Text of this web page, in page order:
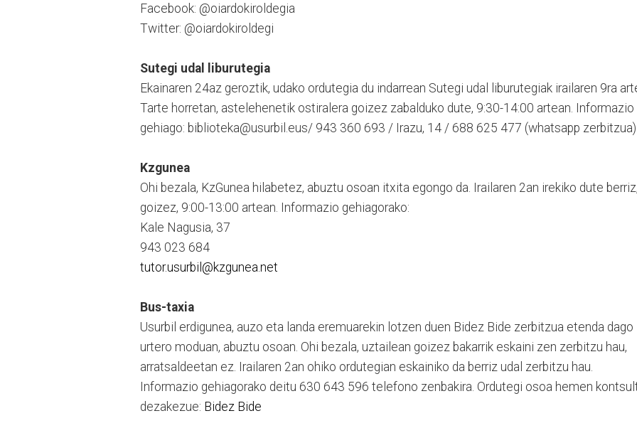
Facebook: @oiardokiroldegia
Twitter: @oiardokiroldegi
Sutegi udal liburutegia
Ekainaren 24az geroztik, udako ordutegia du indarrean Sutegi udal liburutegiak irailaren 9ra
Tarte horretan, astelehenetik ostiralera goizez zabalduko dute, 9:30-14:00 artean. Informazio
gehiago: biblioteka@usurbil.eus/ 943 360 693 / Irazu, 14 / 688 625 477 (whatsapp
Kzgunea
Ohi bezala, KzGunea hilabetez, abuztu osoan itxita egongo da. Irailaren 2an irekiko dute
goizez, 9:00-13:00 artean. Informazio gehiagorako:
Kale Nagusia, 37
943 023 684
tutor.usurbil@kzgunea.net
Bus-taxia
Usurbil erdigunea, auzo eta landa eremuarekin lotzen duen Bidez Bide zerbitzua etenda dago
urtero moduan, abuztu osoan. Ohi bezala, uztailean goizez bakarrik eskaini zen zerbitzu hau,
arratsaldeetan ez. Irailaren 2an ohiko ordutegian eskainiko da berriz udal zerbitzu hau.
Informazio gehiagorako deitu 630 643 596 telefono zenbakira. Ordutegi osoa hemen
dezakezue: Bidez Bide